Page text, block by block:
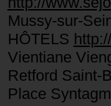
Mussy-sur-
HÔTELS
Vientiane
Retford Saint-
Place